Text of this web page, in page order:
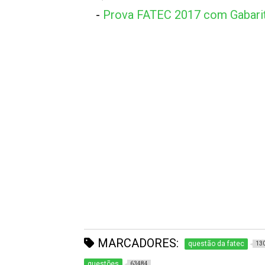
- Prova FATEC 2017 com
MARCADORES: questão da fatec
63484